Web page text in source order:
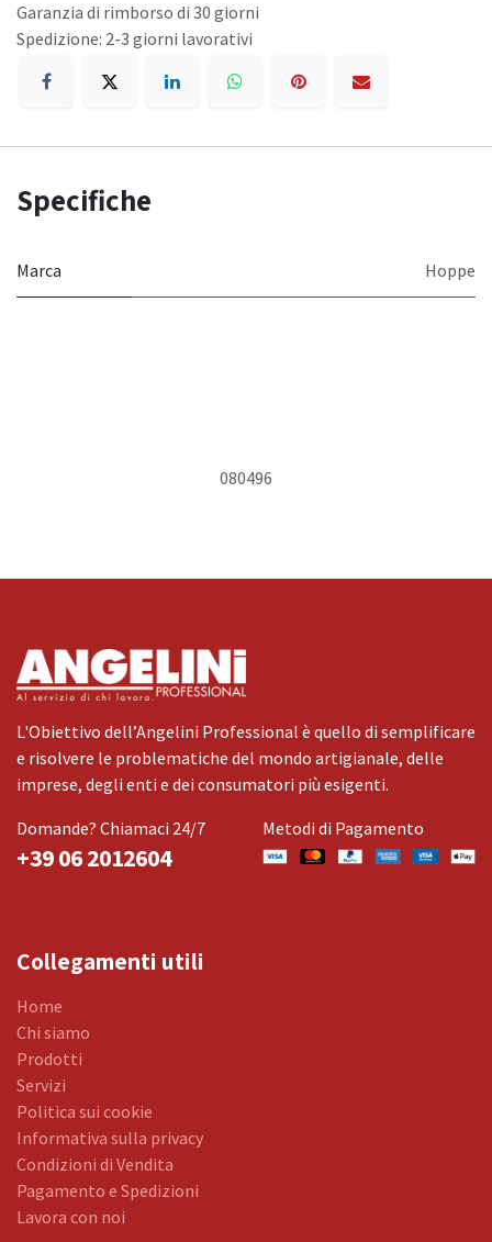
Garanzia di rimborso di 30 giorni
Spedizione: 2-3 giorni lavorativi
Specifiche
Marca Hoppe
080496
L'Obiettivo dell’Angelini Professional è quello di semplificare
e risolvere le problematiche del mondo artigianale, delle
imprese, degli enti e dei consumatori più esigenti.
Domande? Chiamaci 24/7
+39 06 2012604
Metodi di Pagamento
Collegamenti utili
Home
Chi siamo
Prodotti
Servizi
Politica sui cookie
Informativa sulla privacy
Condizioni di Vendita
Pagamento e Spedizioni
Lavora con noi